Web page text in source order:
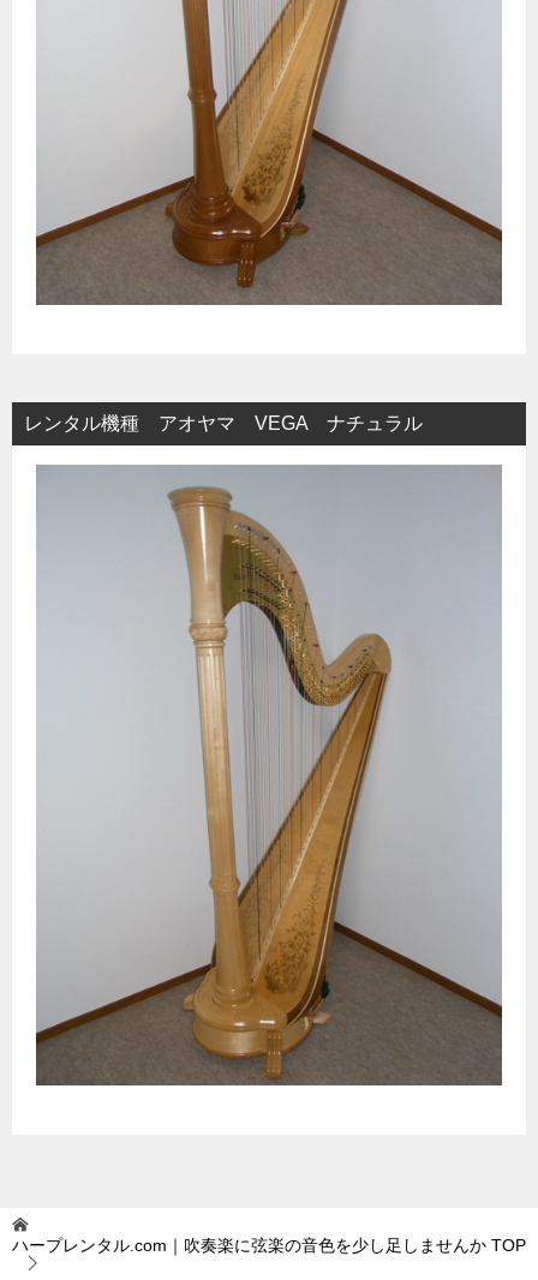
レンタル機種 アオヤマ VEGA ナチュラル
ハープレンタル.com｜吹奏楽に弦楽の音色を少し足しませんか TOP